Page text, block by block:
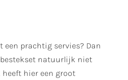
een prachtig servies? Dan
natuurlijk niet
hier een groot